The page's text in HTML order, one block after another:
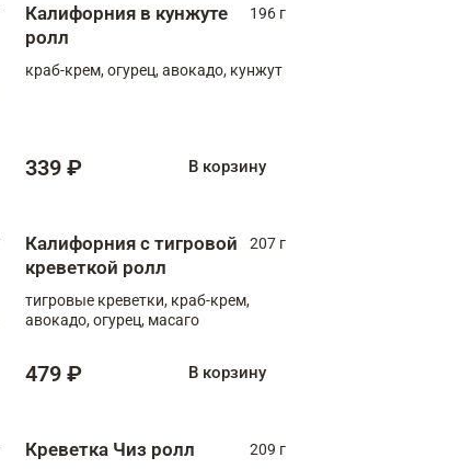
Калифорния в кунжуте
ролл
196 г
краб-крем, огурец, авокадо, кунжут
339 ₽ В корзину
Калифорния с тигровой
креветкой ролл
207 г
тигровые креветки, краб-крем,
авокадо, огурец, масаго
479 ₽ В корзину
Креветка Чиз ролл 209 г